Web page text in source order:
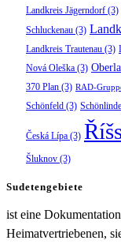
Landkreis Jägerndorf (3)
Schluckenau (3)
Landkreis Trautenau (3)
Nová Oleška (3)
370 Plan (3) RAD-
Schönfeld (3) Schönlinde
Česká Lípa (3)
Šluknov (3)
Sudetengebiete
ist eine
Heimatvertriebenen,